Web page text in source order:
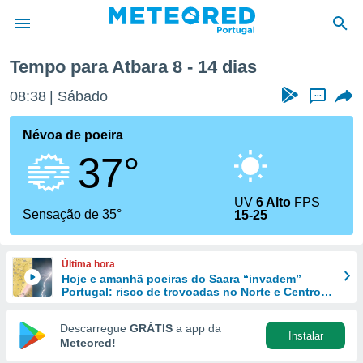
da
foi
fornecidas
a este
das
e
forma
digital
Tempo para Atbara 8 - 14 dias
08:38 Sábado ...
Névoa de poeira
37°
Sensação de 35°
UV6 Alto FPS
15-25
Última hora
Hoje e amanhã poeiras do Saara “invadem”
Portugal: risco de trovoadas no Norte e Centro
Descarregue GRÁTIS a app da
Meteored!
Instalar